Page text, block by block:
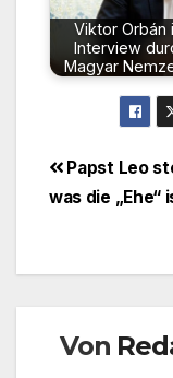
Viktor Orbán
Interview
Magyar
Papst Leo
was die „Ehe“
Von